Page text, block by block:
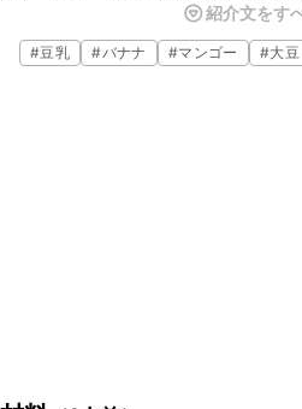
ゴーをたっぷりのせた豪華なアサイー
ので、ぜひお試しくださいね。
紹介文をす
#豆乳 #バナナ #マンゴー #大